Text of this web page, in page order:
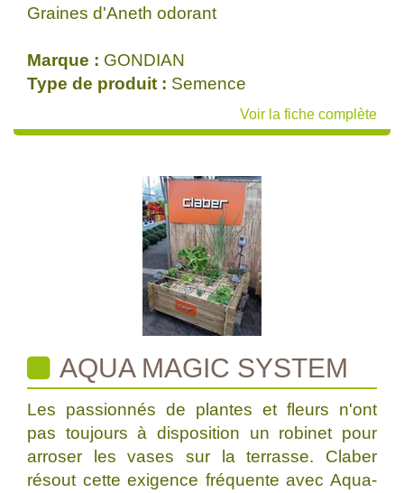
Graines d'Aneth odorant
Marque : GONDIAN
Type de produit : Semence
Voir la fiche complète
AQUA MAGIC SYSTEM
Les passionnés de plantes et fleurs n'ont
pas toujours à disposition un robinet pour
arroser les vases sur la terrasse. Claber
résout cette exigence fréquente avec Aqua-